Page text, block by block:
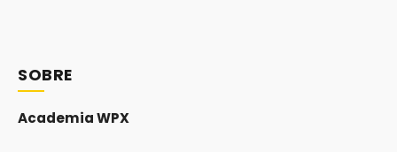
SOBRE
Academia WPX